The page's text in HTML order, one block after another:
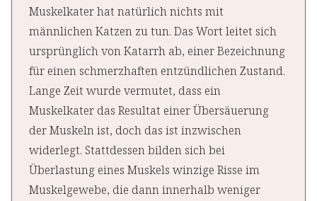
Muskelkater hat natürlich nichts mit
männlichen Katzen zu tun. Das Wort leitet sich
ursprünglich von Katarrh ab, einer Bezeichnung
für einen schmerzhaften entzündlichen Zustand.
Lange Zeit wurde vermutet, dass ein
Muskelkater das Resultat einer Übersäuerung
der Muskeln ist, doch das ist inzwischen
widerlegt. Stattdessen bilden sich bei
Überlastung eines Muskels winzige Risse im
Muskelgewebe, die dann innerhalb weniger